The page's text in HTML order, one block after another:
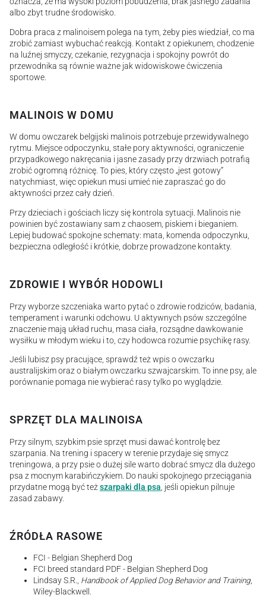
albo zbyt trudne środowisko.
Dobra praca z malinoisem polega na tym, żeby pies wiedział, co ma
zrobić zamiast wybuchać reakcją. Kontakt z opiekunem, chodzenie
na luźnej smyczy, czekanie, rezygnacja i spokojny powrót do
przewodnika są równie ważne jak widowiskowe ćwiczenia
sportowe.
MALINOIS W DOMU
W domu owczarek belgijski malinois potrzebuje przewidywalnego
rytmu. Miejsce odpoczynku, stałe pory aktywności, ograniczenie
przypadkowego nakręcania i jasne zasady przy drzwiach potrafią
zrobić ogromną różnicę. To pies, który często „jest gotowy”
natychmiast, więc opiekun musi umieć nie zapraszać go do
aktywności przez cały dzień.
Przy dzieciach i gościach liczy się kontrola sytuacji. Malinois nie
powinien być zostawiany sam z chaosem, piskiem i bieganiem.
Lepiej budować spokojne schematy: mata, komenda odpoczynku,
bezpieczna odległość i krótkie, dobrze prowadzone kontakty.
ZDROWIE I WYBÓR HODOWLI
Przy wyborze szczeniaka warto pytać o zdrowie rodziców, badania,
temperament i warunki odchowu. U aktywnych psów szczególne
znaczenie mają układ ruchu, masa ciała, rozsądne dawkowanie
wysiłku w młodym wieku i to, czy hodowca rozumie psychikę rasy.
Jeśli lubisz psy pracujące, sprawdź też wpis o owczarku
australijskim oraz o białym owczarku szwajcarskim. To inne psy, ale
porównanie pomaga nie wybierać rasy tylko po wyglądzie.
SPRZĘT DLA MALINOISA
Przy silnym, szybkim psie sprzęt musi dawać kontrolę bez
szarpania. Na trening i spacery w terenie przydaje się smycz
treningowa, a przy psie o dużej sile warto dobrać smycz dla dużego
psa z mocnym karabińczykiem. Do nauki spokojnego przeciągania
przydatne mogą być też szarpaki dla psa , jeśli opiekun pilnuje
zasad zabawy.
ŹRÓDŁA RASOWE
FCI - Belgian Shepherd Dog
FCI breed standard PDF - Belgian Shepherd Dog
Lindsay S.R., Handbook of Applied Dog Behavior and Training,
Wiley-Blackwell.